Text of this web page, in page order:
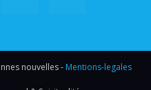
nouvelles - Mentions-legales